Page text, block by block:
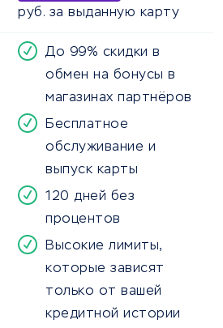
руб. за выданную карту
До 99% скидки в
обмен на бонусы в
магазинах партнёров
Бесплатное
обслуживание и
выпуск карты
120 дней без
процентов
Высокие лимиты,
которые зависят
только от вашей
кредитной истории